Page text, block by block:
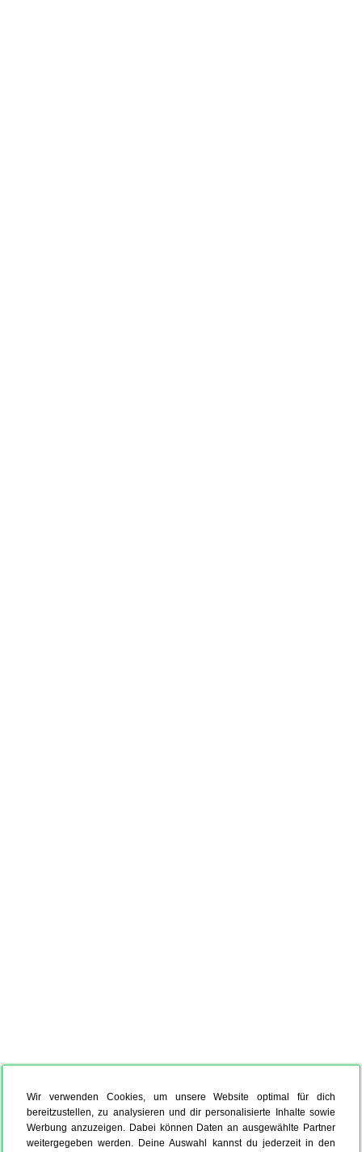
Wir verwenden Cookies, um unsere Website optimal für dich
bereitzustellen, zu analysieren und dir personalisierte Inhalte sowie
Werbung anzuzeigen. Dabei können Daten an ausgewählte Partner
weitergegeben werden. Deine Auswahl kannst du jederzeit in den